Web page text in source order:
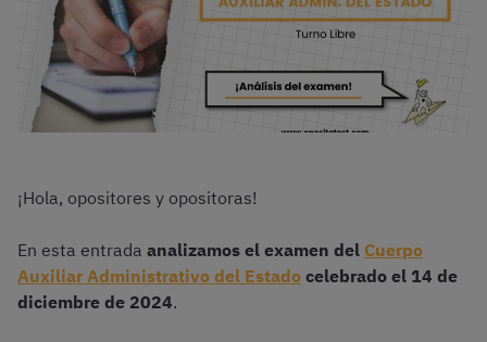
¡Hola, opositores y opositoras!
En esta entrada analizamos el examen del Cuerpo
Auxiliar Administrativo del Estado celebrado el 14 de
diciembre de 2024.